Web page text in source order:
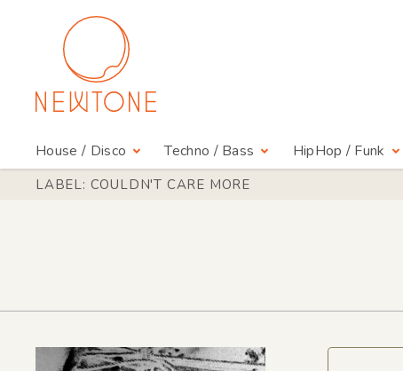
House / Disco Techno / Bass HipHop / Funk
LABEL: COULDN'T CARE MORE